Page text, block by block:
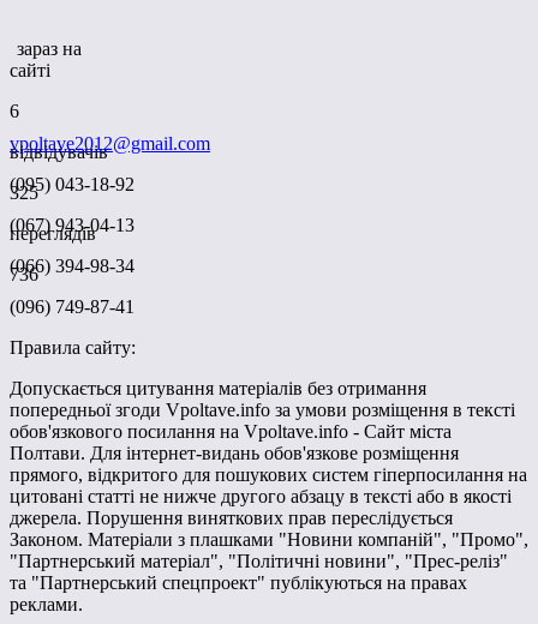
зараз на
сайті
6
відвідувачів
325
переглядів
736
vpoltave2012@gmail.com
(095) 043-18-92
(067) 943-04-13
(066) 394-98-34
(096) 749-87-41
Правила сайту:
Допускається цитування матеріалів без отримання
попередньої згоди Vpoltave.info за умови розміщення в тексті
обов'язкового посилання на Vpoltave.info - Сайт міста
Полтави. Для інтернет-видань обов'язкове розміщення
прямого, відкритого для пошукових систем гіперпосилання на
цитовані статті не нижче другого абзацу в тексті або в якості
джерела. Порушення виняткових прав переслідується
Законом. Матеріали з плашками "Новини компаній", "Промо",
"Партнерський матеріал", "Політичні новини", "Прес-реліз"
та "Партнерський спецпроект" публікуються на правах
реклами.